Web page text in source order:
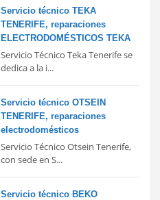
Servicio técnico TEKA
TENERIFE, reparaciones
ELECTRODOMÉSTICOS TEKA
Servicio Técnico Teka Tenerife se
dedica a la i...
Servicio técnico OTSEIN
TENERIFE, reparaciones
electrodomésticos
Servicio Técnico Otsein Tenerife,
con sede en S...
Servicio técnico BEKO